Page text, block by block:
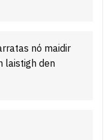
nó maidir
laistigh den